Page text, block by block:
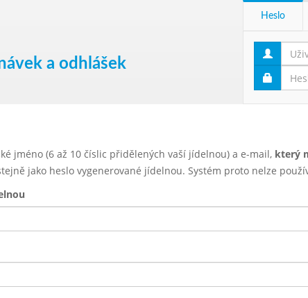
a odhlášek
Heslo
jméno (6 až 10 číslic přidělených vaší jídelnou) a e-mail, který
jako heslo vygenerované jídelnou. Systém proto nelze